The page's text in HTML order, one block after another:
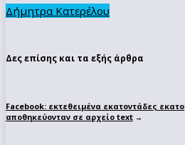
Δήμητρα Κατερέλου
Δες επίσης και τα εξής άρθρα
Facebook: εκτεθειμένα εκατοντάδες
αποθηκεύονταν σε αρχείο text →